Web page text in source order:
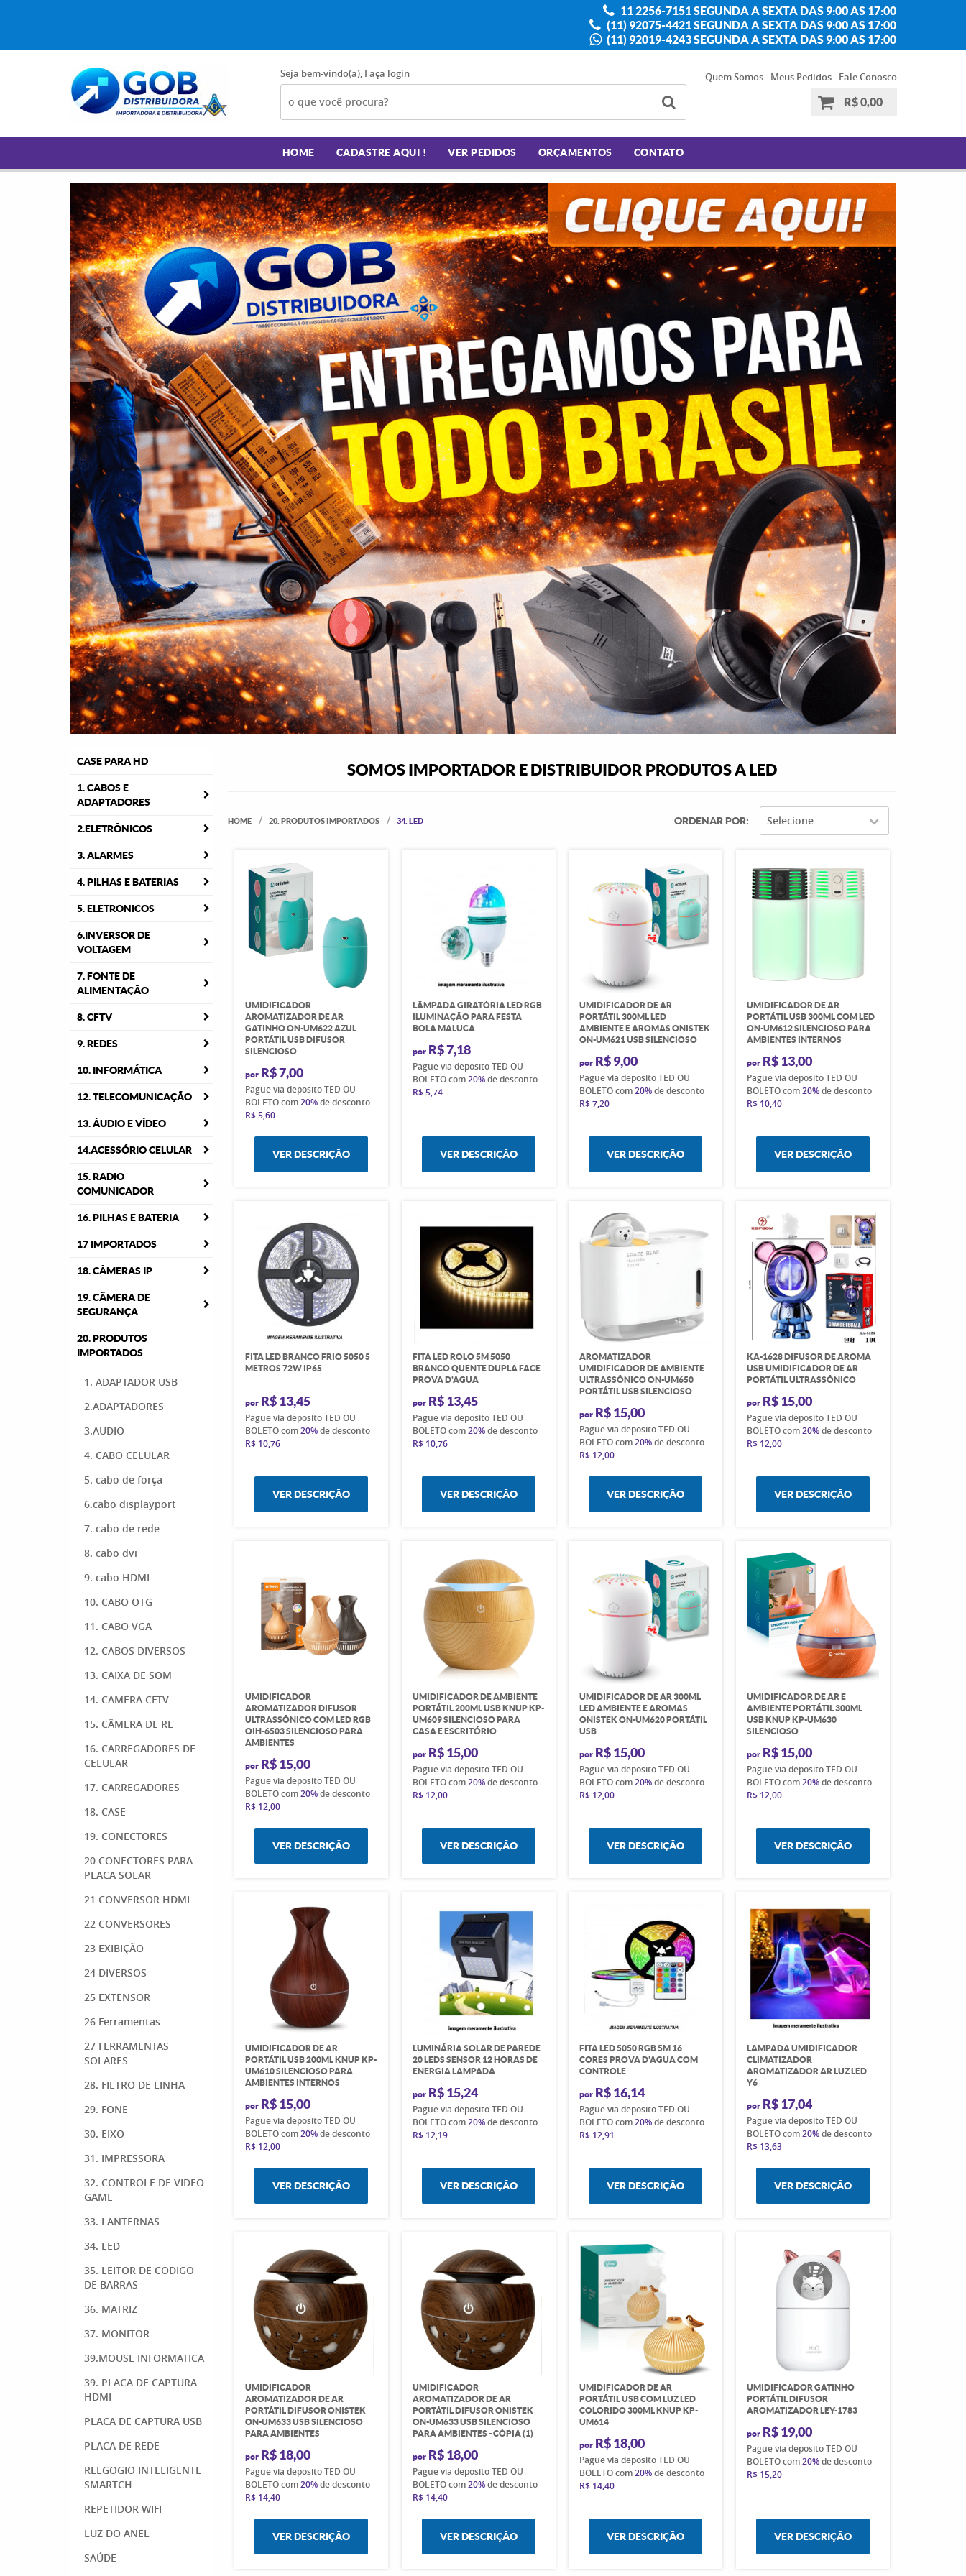
11 2256-7151 SEGUNDA A SEXTA DAS 9:00 AS 17:00
(11) 92075-4421 SEGUNDA A SEXTA DAS 9:00 AS 17:00
(11) 92019-4243 SEGUNDA A SEXTA DAS 9:00 AS 17:00
Seja bem-vindo(a), Faça login Quem Somos Meus Pedidos
Fale Conosco
R$ 0,00
HOME CADASTRE AQUI ! VER PEDIDOS ORÇAMENTOS CONTATO
CASE PARA HD
1. CABOS E
ADAPTADORES
2.ELETRÔNICOS
3. ALARMES
4. PILHAS E BATERIAS
5. ELETRONICOS
6.INVERSOR DE
VOLTAGEM
7. FONTE DE
ALIMENTAÇÃO
8. CFTV
9. REDES
10. INFORMÁTICA
12. TELECOMUNICAÇÃO
13. ÁUDIO E VÍDEO
14.ACESSÓRIO CELULAR
15. RADIO
COMUNICADOR
16. PILHAS E BATERIA
17 IMPORTADOS
18. CÂMERAS IP
19. CÂMERA DE
SEGURANÇA
20. PRODUTOS
IMPORTADOS
1. ADAPTADOR USB
2.ADAPTADORES
3.AUDIO
4. CABO CELULAR
5. cabo de força
6.cabo displayport
7. cabo de rede
8. cabo dvi
9. cabo HDMI
10. CABO OTG
11. CABO VGA
12. CABOS DIVERSOS
13. CAIXA DE SOM
14. CAMERA CFTV
15. CÂMERA DE RE
16. CARREGADORES DE
CELULAR
17. CARREGADORES
18. CASE
19. CONECTORES
20 CONECTORES PARA
PLACA SOLAR
21 CONVERSOR HDMI
22 CONVERSORES
23 EXIBIÇÃO
24 DIVERSOS
25 EXTENSOR
26 Ferramentas
27 FERRAMENTAS
SOLARES
28. FILTRO DE LINHA
29. FONE
30. EIXO
31. IMPRESSORA
32. CONTROLE DE VIDEO
GAME
33. LANTERNAS
34. LED
35. LEITOR DE CODIGO
DE BARRAS
36. MATRIZ
37. MONITOR
39.MOUSE INFORMATICA
39. PLACA DE CAPTURA
HDMI
PLACA DE CAPTURA USB
PLACA DE REDE
RELGOGIO INTELIGENTE
SMARTCH
REPETIDOR WIFI
LUZ DO ANEL
SAÚDE
SOMOS IMPORTADOR E DISTRIBUIDOR PRODUTOS A LED
HOME 20. PRODUTOS IMPORTADOS 34. LED ORDENAR POR Selecione
UMIDIFICADOR
AROMATIZADOR DE AR
GATINHO ON-UM622 AZUL
PORTÁTIL USB DIFUSOR
SILENCIOSO
por R$ 7,00
Pague via deposito TED OU
BOLETO com20%de desconto
R$ 5,60
VER DESCRIÇÃO
LÂMPADA GIRATÓRIA LED RGB
ILUMINAÇÃO PARA FESTA
BOLA MALUCA
por R$ 7,18
Pague via deposito TED OU
BOLETO com20%de desconto
R$ 5,74
VER DESCRIÇÃO
UMIDIFICADOR DE AR
PORTÁTIL 300ML LED
AMBIENTE E AROMAS ONISTEK
ON-UM621 USB SILENCIOSO
por R$ 9,00
Pague via deposito TED OU
BOLETO com20%de desconto
R$ 7,20
VER DESCRIÇÃO
UMIDIFICADOR DE AR
PORTÁTIL USB 300ML COM LED
ON-UM612 SILENCIOSO PARA
AMBIENTES INTERNOS
por R$ 13,00
Pague via deposito TED OU
BOLETO com20%de desconto
R$ 10,40
VER DESCRIÇÃO
FITA LED BRANCO FRIO 5050 5
METROS 72W IP65
por R$ 13,45
Pague via deposito TED OU
BOLETO com20%de desconto
R$ 10,76
VER DESCRIÇÃO
FITA LED ROLO 5M 5050
BRANCO QUENTE DUPLA FACE
PROVA D'AGUA
por R$ 13,45
Pague via deposito TED OU
BOLETO com20%de desconto
R$ 10,76
VER DESCRIÇÃO
AROMATIZADOR
UMIDIFICADOR DE AMBIENTE
ULTRASSÔNICO ON-UM650
PORTÁTIL USB SILENCIOSO
por R$ 15,00
Pague via deposito TED OU
BOLETO com20%de desconto
R$ 12,00
VER DESCRIÇÃO
KA-1628 DIFUSOR DE AROMA
USB UMIDIFICADOR DE AR
PORTÁTIL ULTRASSÔNICO
por R$ 15,00
Pague via deposito TED OU
BOLETO com20%de desconto
R$ 12,00
VER DESCRIÇÃO
UMIDIFICADOR
AROMATIZADOR DIFUSOR
ULTRASSÔNICO COM LED RGB
OIH-6503 SILENCIOSO PARA
AMBIENTES
por R$ 15,00
Pague via deposito TED OU
BOLETO com20%de desconto
R$ 12,00
VER DESCRIÇÃO
UMIDIFICADOR DE AMBIENTE
PORTÁTIL 200ML USB KNUP KP-
UM609 SILENCIOSO PARA
CASA E ESCRITÓRIO
por R$ 15,00
Pague via deposito TED OU
BOLETO com20%de desconto
R$ 12,00
VER DESCRIÇÃO
UMIDIFICADOR DE AR 300ML
LED AMBIENTE E AROMAS
ONISTEK ON-UM620 PORTÁTIL
USB
por R$ 15,00
Pague via deposito TED OU
BOLETO com20%de desconto
R$ 12,00
VER DESCRIÇÃO
UMIDIFICADOR DE AR E
AMBIENTE PORTÁTIL 300ML
USB KNUP KP-UM630
SILENCIOSO
por R$ 15,00
Pague via deposito TED OU
BOLETO com20%de desconto
R$ 12,00
VER DESCRIÇÃO
UMIDIFICADOR DE AR
PORTÁTIL USB 200ML KNUP KP-
UM610 SILENCIOSO PARA
AMBIENTES INTERNOS
por R$ 15,00
Pague via deposito TED OU
BOLETO com20%de desconto
R$ 12,00
VER DESCRIÇÃO
LUMINÁRIA SOLAR DE PAREDE
20 LEDS SENSOR 12 HORAS DE
ENERGIA LAMPADA
por R$ 15,24
Pague via deposito TED OU
BOLETO com20%de desconto
R$ 12,19
VER DESCRIÇÃO
FITA LED 5050 RGB 5M 16
CORES PROVA D'AGUA COM
CONTROLE
por R$ 16,14
Pague via deposito TED OU
BOLETO com20%de desconto
R$ 12,91
VER DESCRIÇÃO
LAMPADA UMIDIFICADOR
CLIMATIZADOR
AROMATIZADOR AR LUZ LED
Y6
por R$ 17,04
Pague via deposito TED OU
BOLETO com20%de desconto
R$ 13,63
VER DESCRIÇÃO
UMIDIFICADOR
AROMATIZADOR DE AR
PORTÁTIL DIFUSOR ONISTEK
ON-UM633 USB SILENCIOSO
PARA AMBIENTES
por R$ 18,00
Pague via deposito TED OU
BOLETO com20%de desconto
R$ 14,40
VER DESCRIÇÃO
UMIDIFICADOR
AROMATIZADOR DE AR
PORTÁTIL DIFUSOR ONISTEK
ON-UM633 USB SILENCIOSO
PARA AMBIENTES - CÓPIA (1)
por R$ 18,00
Pague via deposito TED OU
BOLETO com20%de desconto
R$ 14,40
VER DESCRIÇÃO
UMIDIFICADOR DE AR
PORTÁTIL USB COM LUZ LED
COLORIDO 300ML KNUP KP-
UM614
por R$ 18,00
Pague via deposito TED OU
BOLETO com20%de desconto
R$ 14,40
VER DESCRIÇÃO
UMIDIFICADOR GATINHO
PORTÁTIL DIFUSOR
AROMATIZADOR LEY-1783
por R$ 19,00
Pague via deposito TED OU
BOLETO com20%de desconto
R$ 15,20
VER DESCRIÇÃO